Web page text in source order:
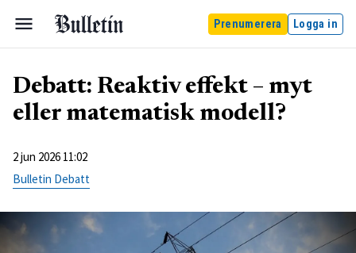
Prenumerera Logga in
Debatt: Reaktiv effekt – myt
eller matematisk modell?
2 jun 2026 11:02
Bulletin Debatt